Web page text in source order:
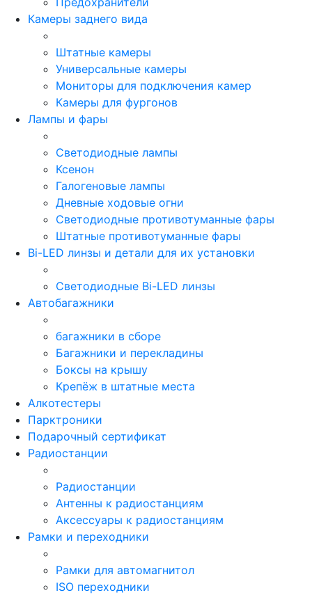
Камеры заднего вида
Штатные камеры
Универсальные камеры
Мониторы для подключения камер
Камеры для фургонов
Лампы и фары
Светодиодные лампы
Ксенон
Галогеновые лампы
Дневные ходовые огни
Светодиодные противотуманные фары
Штатные противотуманные фары
Bi-LED линзы и детали для их установки
Светодиодные Bi-LED линзы
Автобагажники
багажники в сборе
Багажники и перекладины
Боксы на крышу
Крепёж в штатные места
Алкотестеры
Парктроники
Подарочный сертификат
Радиостанции
Радиостанции
Антенны к радиостанциям
Аксессуары к радиостанциям
Рамки и переходники
Рамки для автомагнитол
ISO переходники